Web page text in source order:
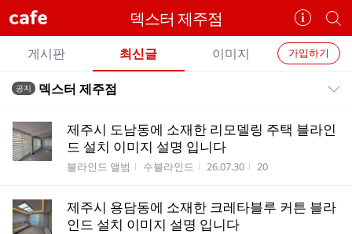
cafe 덱스터 제주점
카
페
정
보
개
별
카
페
검
카
페
메
가입하기
게시판 최신글 이미지
전
글
공지 덱스터 제주점
제주시 도남동에 소재한 리모델링 주택 블라인
드 설치 이미지 설명 입니다
게시판명
블라인드 앨범 작성자
수블라인드 작성시간
26.07.30 조회수
20
제주시 용담동에 소재한 크레타블루 커튼 블라
인드 설치 이미지 설명 입니다